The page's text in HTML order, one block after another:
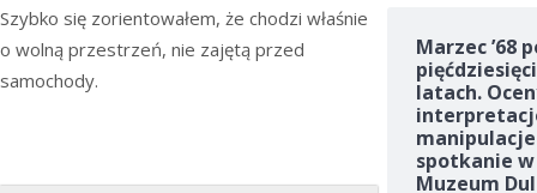
Szybko się zorientowałem, że chodzi właśnie
o wolną przestrzeń, nie zajętą przed
samochody.
Marzec ’68
latach.
spotkanie w
Muzeum